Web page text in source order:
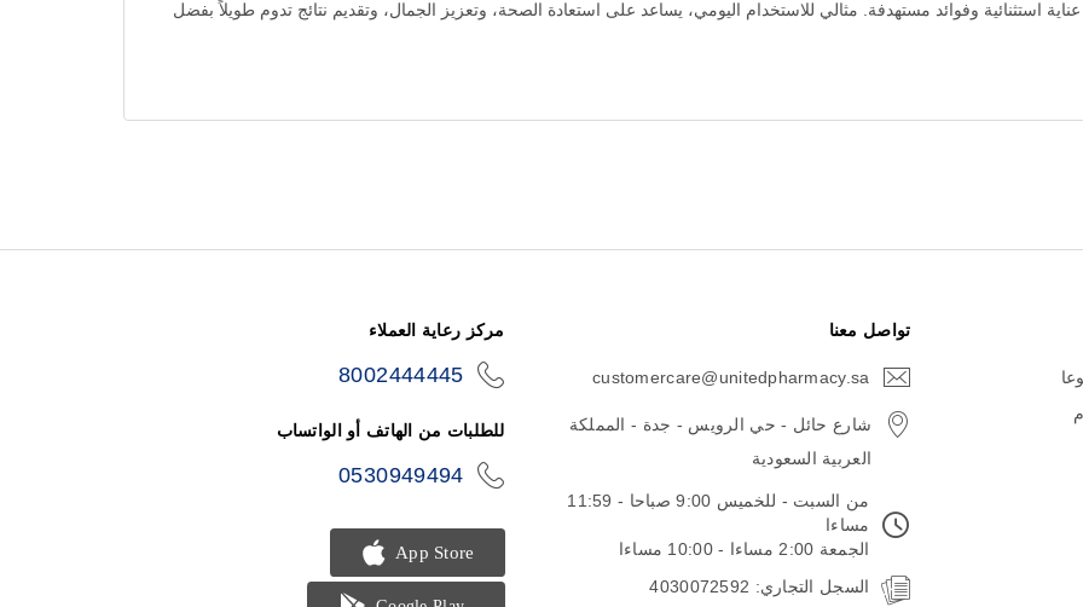
استثنائية وفوائد مستهدفة. مثالي للاستخدام اليومي، يساعد على استعادة الصحة، وتعزيز الجمال، وتقديم نتائج تدوم طويلاً بفضل
تواصل معنا
customercare@unitedpharmacy.sa
شارع حائل - حي الرويس - جدة - المملكة
العربية السعودية
من السبت - للخميس 9:00 صباحا - 11:59
مساءا
الجمعة 2:00 مساءا - 10:00 مساءا
السجل التجاري: 4030072592
مركز رعاية العملاء
8002444445
للطلبات من الهاتف أو الواتساب
0530949494